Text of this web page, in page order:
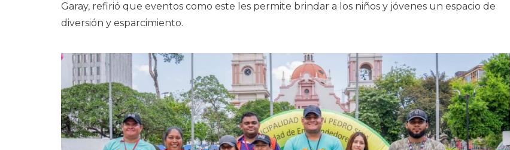
Garay, refirió que eventos como este les permite brindar a los niños y jóvenes un espacio de
diversión y esparcimiento.